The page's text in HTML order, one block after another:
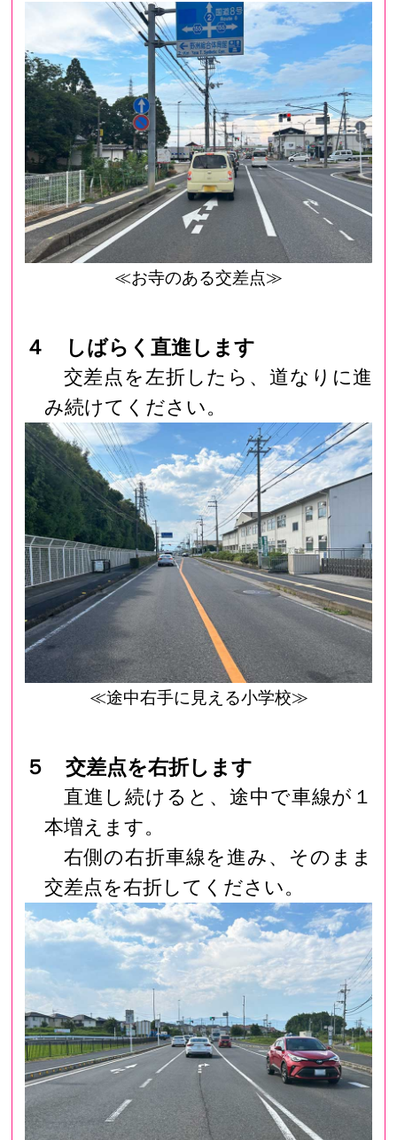
≪お寺のある交差点≫
４ しばらく直進します
交差点を左折したら、道なりに進
み続けてください。
≪途中右手に見える小学校≫
５ 交差点を右折します
直進し続けると、途中で車線が１
本増えます。
右側の右折車線を進み、そのまま
交差点を右折してください。